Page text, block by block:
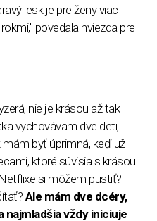
lesk je pre ženy viac
povedala hviezda pre
nie je krásou až tak
vychovávam dve deti,
byť úprimná, keď už
ktoré súvisia s krásou.
si môžem pustiť?
Ale mám dve dcéry,
vždy iniciuje